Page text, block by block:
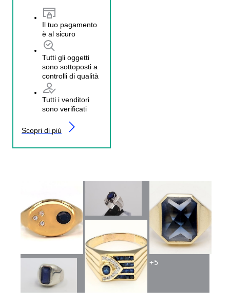
Il tuo pagamento
è al sicuro
Tutti gli oggetti
sono sottoposti a
controlli di qualità
Tutti i venditori
sono verificati
Scopri di più
+5